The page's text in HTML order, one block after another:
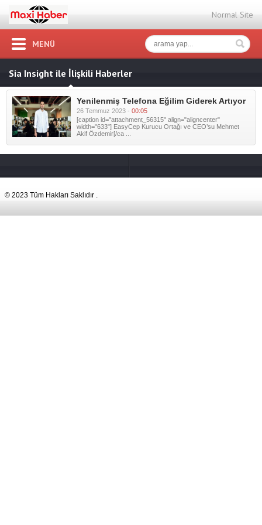
Normal Site
MENÜ
Sia Insight ile İlişkili Haberler
Yenilenmiş Telefona Eğilim Giderek Artıyor
26 Temmuz 2023 - 00:05
[caption id="attachment_56315" align="aligncenter"
width="633"] EasyCep Kurucu Ortağı ve CEO’su Mehmet
Akif Özdemir[/ca ...
© 2023 Tüm Hakları Saklıdır .